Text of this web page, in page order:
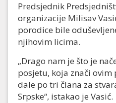
Predsjednik
organizacije Milisav
porodice bile
njihovim licima.
„Drago nam je što je
posjetu, koja znači ovim
dale po tri člana za
Srpske“, istakao je Vasić.